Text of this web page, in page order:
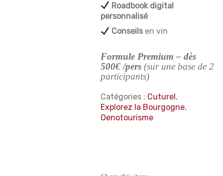
Roadbook digital
personnalisé
Conseils en vin
Formule Premium – dès
500€ /pers (sur une base de 2
participants)
Catégories : Cuturel,
Explorez la Bourgogne,
Oenotourisme